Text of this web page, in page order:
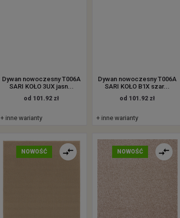
Dywan nowoczesny T006A
SARI KOŁO 3UX jasn...
od 101.92 zł
+ inne warianty
Dywan nowoczesny T006A
SARI KOŁO B1X szar...
od 101.92 zł
+ inne warianty
NOWOŚĆ NOWOŚĆ